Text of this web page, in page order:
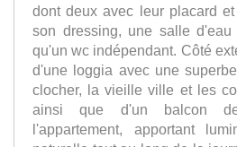
dont deux avec leur placard
son dressing, une salle d'eau
qu'un wc indépendant. Côté
d'une loggia avec une
clocher, la vieille ville et les
ainsi que d'un balcon
l'appartement, apportant